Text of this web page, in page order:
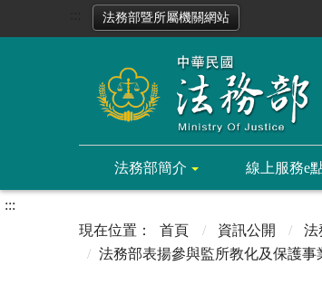
法務部暨所屬機關網站
法務部簡介 線上服務e
:::
首頁
資訊公開 法
法務部表揚參與監所教化及保護